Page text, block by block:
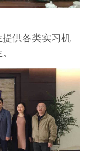
供各类实习机